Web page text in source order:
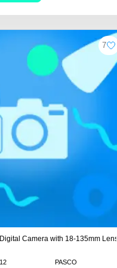
7
Camera with 18-135mm Lens
PASCO